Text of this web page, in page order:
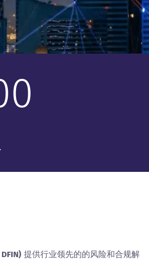
提供行业领先的的风险和合规解